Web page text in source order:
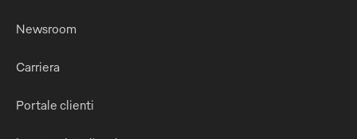
Newsroom
Carriera
Portale clienti